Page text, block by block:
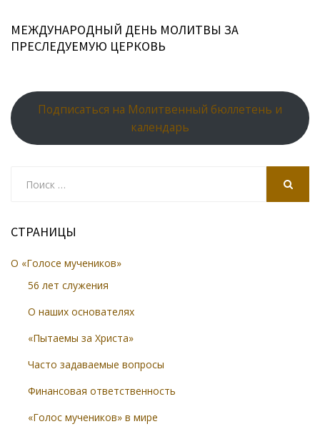
МЕЖДУНАРОДНЫЙ ДЕНЬ МОЛИТВЫ ЗА
ПРЕСЛЕДУЕМУЮ ЦЕРКОВЬ
Подписаться на Молитвенный бюллетень и
календарь
СТРАНИЦЫ
О «Голосе мучеников»
56 лет служения
О наших основателях
«Пытаемы за Христа»
Часто задаваемые вопросы
Финансовая ответственность
«Голос мучеников» в мире